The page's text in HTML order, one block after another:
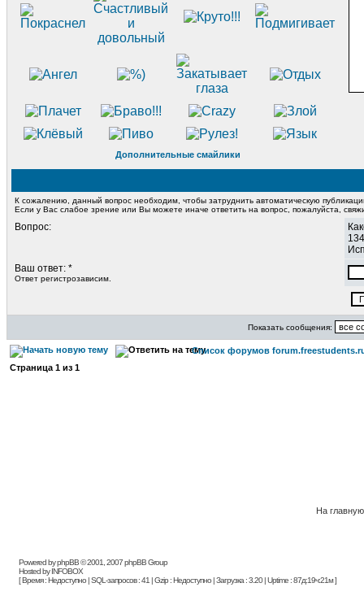
Дополнительные смайлики
К сожалению, данный вопрос необходим, чтобы затруднить автоматическую
Если у Вас слабое зрение или Вы можете иначе ответить на вопрос, пожалуйста,
Вопрос:
Ваш ответ: *
Ответ регистрозависим.
Показать сообщения:
Список форумов
Страница 1 из 1
На главную
Powered by phpBB © 2001, 2007 phpBB Group
Hosted by INFOBOX
[ Время : Недоступно | SQL-запросов : 41 | Gzip : Недоступно | Загрузка : 3.20 | Uptime : 87д:19ч:21м ]